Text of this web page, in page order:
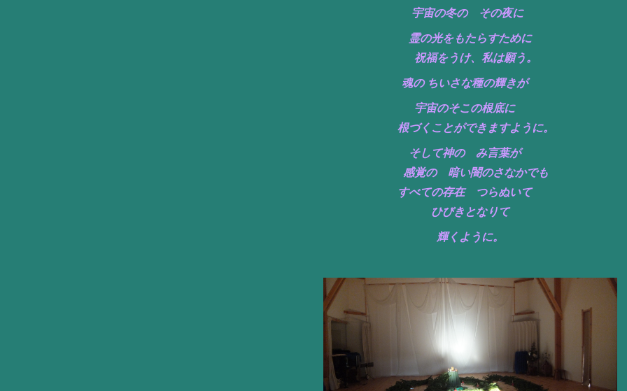
宇宙の冬の その夜に
霊の光をもたらすために
祝福をうけ、私は願う。
魂の ちいさな種の輝きが
宇宙のそこの根底に
根づくことができますように。
そして神の み言葉が
感覚の 暗い闇のさなかでも
すべての存在 つらぬいて
ひびきとなりて
輝くように。